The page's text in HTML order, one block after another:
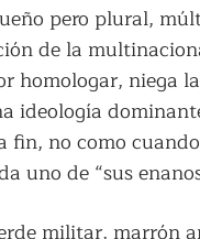
pero plural,
de la
homologar, niega
ideología
fin, no como
uno de “sus
militar, marrón